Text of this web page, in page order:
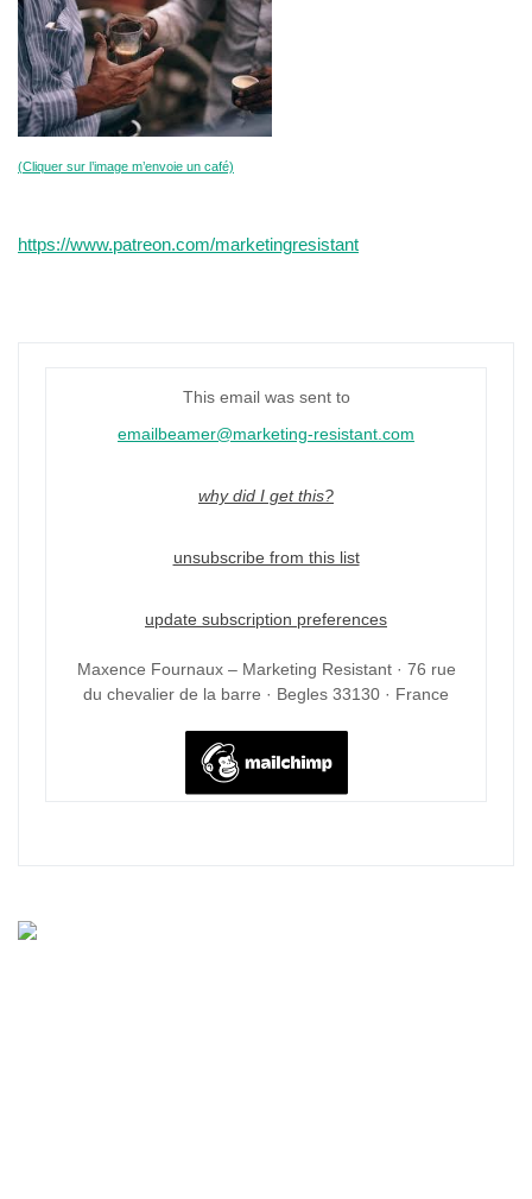
(Cliquer sur l’image m’envoie un café)
https://www.patreon.com/marketingresistant
This email was sent to
emailbeamer@marketing-resistant.com
why did I get this?
unsubscribe from this list
update subscription preferences
Maxence Fournaux – Marketing Resistant · 76 rue
du chevalier de la barre · Begles 33130 · France